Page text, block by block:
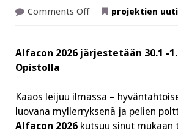
Comments Offon
Alfacon
–
tapahtuma
projektien
Alfacon 2026 järjestetään 30.1 -
Opistolla
Kaaos leijuu ilmassa –
luovana myllerryksenä ja pelien
Alfacon 2026 kutsuu sinut mukaan